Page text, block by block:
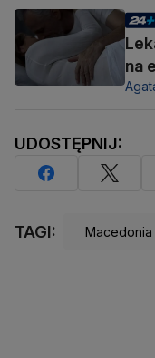
na
UDOSTĘPNIJ:
TAGI: Macedonia